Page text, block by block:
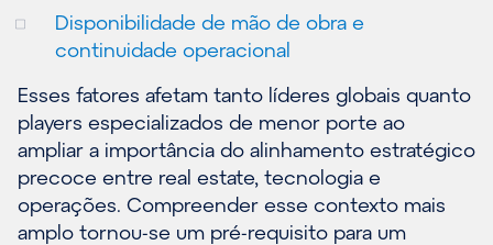
Disponibilidade de mão de obra e
continuidade operacional
Esses fatores afetam tanto líderes globais quanto
players especializados de menor porte ao
ampliar a importância do alinhamento estratégico
precoce entre real estate, tecnologia e
operações. Compreender esse contexto mais
amplo tornou-se um pré-requisito para um